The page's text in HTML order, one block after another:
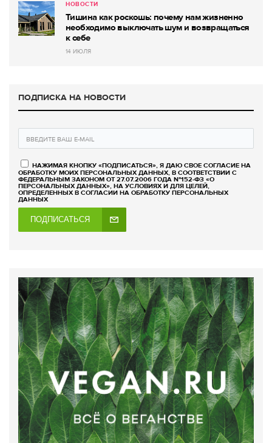
НОВОСТИ
Тишина как роскошь: почему нам жизненно
необходимо выключать шум и возвращаться
к себе
14 ИЮЛЯ
ПОДПИСКА НА НОВОСТИ
НАЖИМАЯ КНОПКУ «ПОДПИСАТЬСЯ», Я ДАЮ СВОЕ СОГЛАСИЕ НА
ОБРАБОТКУ МОИХ ПЕРСОНАЛЬНЫХ ДАННЫХ, В СООТВЕТСТВИИ С
ФЕДЕРАЛЬНЫМ ЗАКОНОМ ОТ 27.07.2006 ГОДА №152-ФЗ «О
ПЕРСОНАЛЬНЫХ ДАННЫХ», НА УСЛОВИЯХ И ДЛЯ ЦЕЛЕЙ,
ОПРЕДЕЛЕННЫХ В СОГЛАСИИ НА ОБРАБОТКУ ПЕРСОНАЛЬНЫХ
ДАННЫХ
ПОДПИСАТЬСЯ